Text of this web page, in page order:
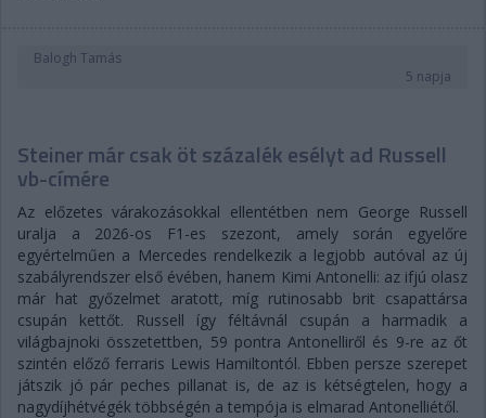
Balogh Tamás
5 napja
Steiner már csak öt százalék esélyt ad Russell
vb-címére
Az előzetes várakozásokkal ellentétben nem George Russell
uralja a 2026-os F1-es szezont, amely során egyelőre
egyértelműen a Mercedes rendelkezik a legjobb autóval az új
szabályrendszer első évében, hanem Kimi Antonelli: az ifjú olasz
már hat győzelmet aratott, míg rutinosabb brit csapattársa
csupán kettőt. Russell így féltávnál csupán a harmadik a
világbajnoki összetettben, 59 pontra Antonelliről és 9-re az őt
szintén előző ferraris Lewis Hamiltontól. Ebben persze szerepet
játszik jó pár peches pillanat is, de az is kétségtelen, hogy a
nagydíjhétvégék többségén a tempója is elmarad Antonelliétől.